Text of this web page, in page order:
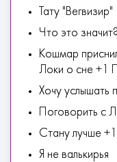
Тату
Что это
Кошмар
Локи о сне +1
Хочу услышать
Поговорить с
Стану лучше
Я не валькирья